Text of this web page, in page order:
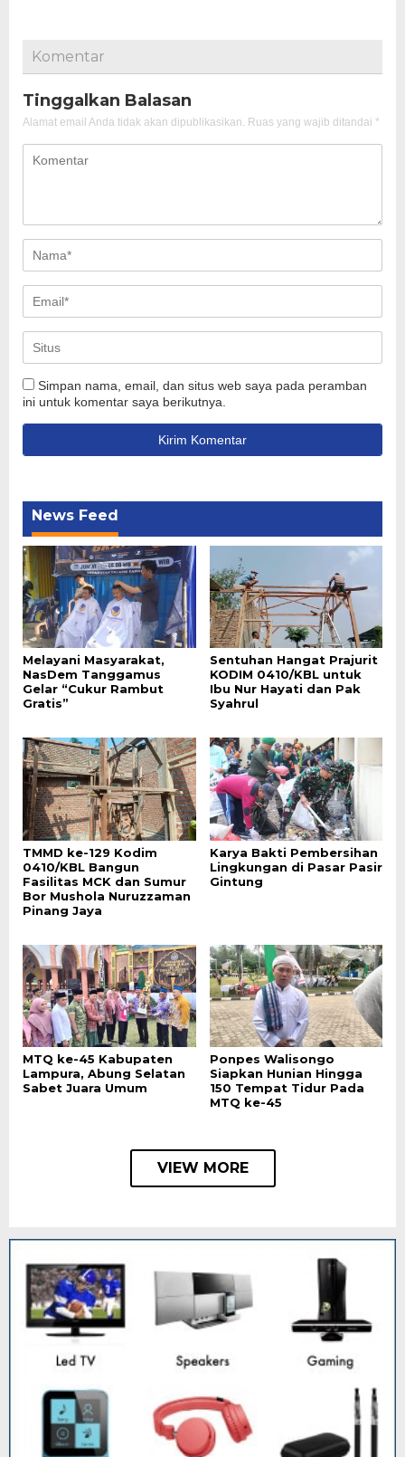
Komentar
Tinggalkan Balasan
Alamat email Anda tidak akan dipublikasikan. Ruas yang wajib ditandai *
Simpan nama, email, dan situs web saya pada peramban
ini untuk komentar saya berikutnya.
News Feed
Melayani Masyarakat,
NasDem Tanggamus
Gelar “Cukur Rambut
Gratis”
Sentuhan Hangat Prajurit
KODIM 0410/KBL untuk
Ibu Nur Hayati dan Pak
Syahrul
TMMD ke-129 Kodim
0410/KBL Bangun
Fasilitas MCK dan Sumur
Bor Mushola Nuruzzaman
Pinang Jaya
Karya Bakti Pembersihan
Lingkungan di Pasar Pasir
Gintung
MTQ ke-45 Kabupaten
Lampura, Abung Selatan
Sabet Juara Umum
Ponpes Walisongo
Siapkan Hunian Hingga
150 Tempat Tidur Pada
MTQ ke-45
VIEW MORE